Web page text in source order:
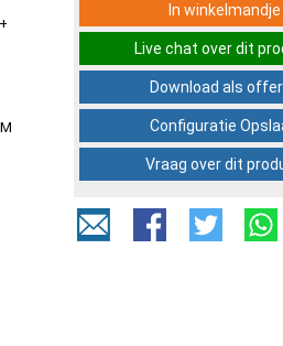
In winkelmandje
Live chat over dit
Download als
Configuratie
Vraag over dit